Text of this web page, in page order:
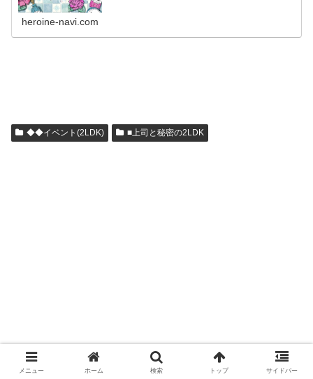
heroine-navi.com
◆◆イベント(2LDK) ■上司と秘密の2LDK
メニュー ホーム 検索 トップ サイドバー